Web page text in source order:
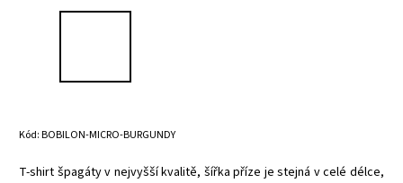
Kód:BOBILON-MICRO-BURGUNDY
T-shirt špagáty v nejvyšší kvalitě, šířka příze je stejná v celé délce,